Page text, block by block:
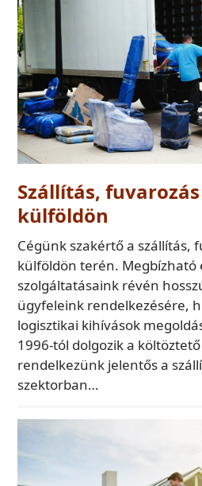
Szállítás,
külföldön
Cégünk szakértő a szállítás,
külföldön terén. Megbízható
szolgáltatásaink révén
ügyfeleink rendelkezésére,
logisztikai kihívások
1996-tól dolgozik a
rendelkezünk jelentős a
szektorban…